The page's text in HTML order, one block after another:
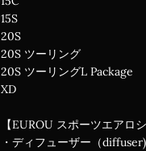
15S
20S
20S ツーリング
20S ツーリングL Package
XD
【EUROU スポーツエアロ
・ディフューザー（